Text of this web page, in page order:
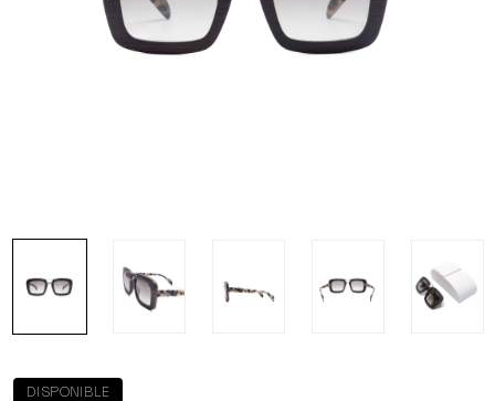
DISPONIBLE